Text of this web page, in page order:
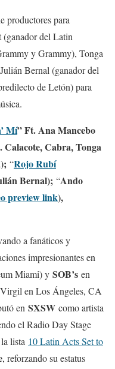
productores para
(ganador del Latin
y Grammy), Tonga
Bernal (ganador del
de Letón) para
Mí” Ft. Ana Mancebo
Calacote, Cabra, Tonga
“Rojo Rubí
Bernal); “Ando
preview link),
a fanáticos y
impresionantes en
Miami) y SOB’s en
en Los Ángeles, CA
en SXSW como artista
el Radio Day Stage
lista 10 Latin Acts Set to
, reforzando su estatus